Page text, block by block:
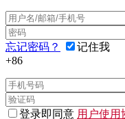
忘记密码？
记住我
+86
登录即同意 用户使用